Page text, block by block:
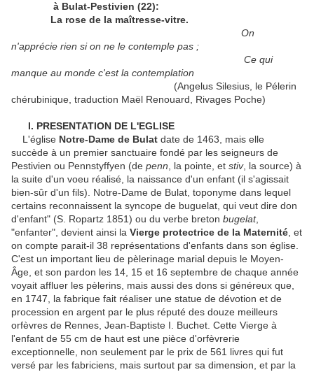
à Bulat-Pestivien (22):
La rose de la maîtresse-vitre.
On
n'apprécie rien si on ne le contemple pas ;
Ce qui
manque au monde c'est la contemplation
(Angelus Silesius, le Pélerin
chérubinique, traduction Maël Renouard, Rivages Poche)
I. PRESENTATION DE L'EGLISE
L'église Notre-Dame de Bulat date de 1463, mais elle
succède à un premier sanctuaire fondé par les seigneurs de
Pestivien ou Pennstyffyen (de penn , la pointe, et stiv, la source) à
la suite d'un voeu réalisé, la naissance d'un enfant (il s'agissait
bien-sûr d'un fils). Notre-Dame de Bulat, toponyme dans lequel
certains reconnaissent la syncope de buguelat, qui veut dire don
d'enfant" (S. Ropartz 1851) ou du verbe breton bugelat,
"enfanter", devient ainsi la Vierge protectrice de la Maternité , et
on compte parait-il 38 représentations d'enfants dans son église.
C'est un important lieu de pèlerinage marial depuis le Moyen-
Âge, et son pardon les 14, 15 et 16 septembre de chaque année
voyait affluer les pèlerins, mais aussi des dons si généreux que,
en 1747, la fabrique fait réaliser une statue de dévotion et de
procession en argent par le plus réputé des douze meilleurs
orfèvres de Rennes, Jean-Baptiste I. Buchet. Cette Vierge à
l'enfant de 55 cm de haut est une pièce d'orfèvrerie
exceptionnelle, non seulement par le prix de 561 livres qui fut
versé par les fabriciens, mais surtout par sa dimension, et par la